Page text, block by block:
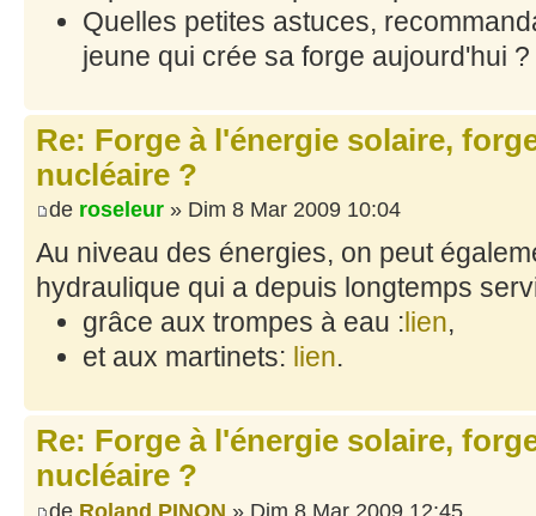
Quelles petites astuces,
jeune qui crée sa forge aujourd'hui ?
Re: Forge à l'énergie solaire,
nucléaire ?
de roseleur » Dim 8 Mar 2009 10:04
Au niveau des énergies, on peut
hydraulique qui a depuis longtemps
grâce aux trompes à eau :lien,
et aux martinets: lien.
Re: Forge à l'énergie solaire,
nucléaire ?
de Roland PINON » Dim 8 Mar 2009 12:45